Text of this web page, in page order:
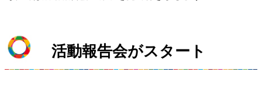
活動報告会がスタート